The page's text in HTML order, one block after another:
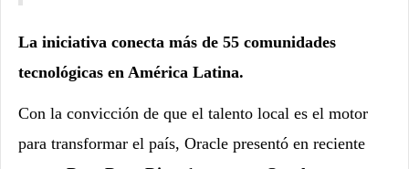
La iniciativa conecta más de 55 comunidades
tecnológicas en América Latina.
Con la convicción de que el talento local es el motor
para transformar el país, Oracle presentó en reciente